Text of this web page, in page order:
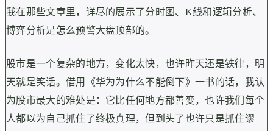
我在那些文章里，详尽的展示了分时图、K线和逻辑分析、
博弈分析是怎么预警大盘顶部的。
股市是一个复杂的地方，变化太快，也许昨天还是铁律，明
天就是笑话。借用《华为为什么不能倒下》一书的话，我认
为股市最大的难处是：它比任何地方都善变，也许我们每个
人都以为自己抓住了终极真理，但到头了也许只是抓住谬